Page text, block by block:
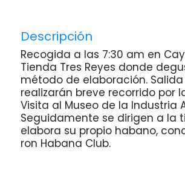
Descripción
Recogida a las 7:30 am en
Tienda Tres Reyes donde
método de elaboración.
realizarán breve recorrido por
Visita al Museo de la Industria
Seguidamente se dirigen a la
elabora su propio habano,
ron Habana Club.